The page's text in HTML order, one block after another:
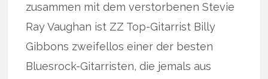
zusammen mit dem verstorbenen Stevie
Ray Vaughan ist ZZ Top-Gitarrist Billy
Gibbons zweifellos einer der besten
Bluesrock-Gitarristen, die jemals aus